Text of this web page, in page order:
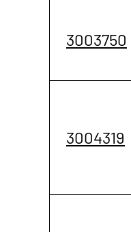
3003750
3004319